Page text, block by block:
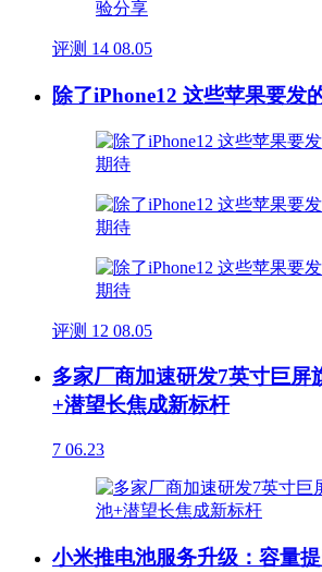
评测 14 08.05
除了iPhone12 这些苹果要发
评测 12 08.05
多家厂商加速研发7英寸巨屏
+潜望长焦成新标杆
7 06.23
小米推电池服务升级：容量